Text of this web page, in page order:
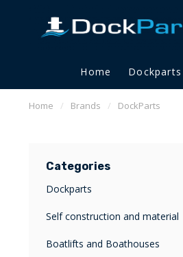
Home Dockparts
Home / Brands / DockParts
Categories
Dockparts
Self construction and material
Boatlifts and Boathouses